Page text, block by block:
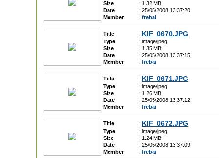
Size
: 1.32 MB
Date
: 25/05/2008 13:37:20
Member
: frebai
Title : KIF_0670.JPG
Type : image/jpeg
Size
: 1.35 MB
Date
: 25/05/2008 13:37:15
Member
: frebai
Title : KIF_0671.JPG
Type : image/jpeg
Size
: 1.26 MB
Date
: 25/05/2008 13:37:12
Member
: frebai
Title : KIF_0672.JPG
Type : image/jpeg
Size
: 1.24 MB
Date
: 25/05/2008 13:37:09
Member
: frebai